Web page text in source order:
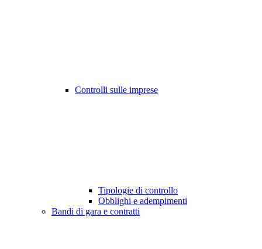
Controlli sulle imprese
Tipologie di controllo
Obblighi e adempimenti
Bandi di gara e contratti